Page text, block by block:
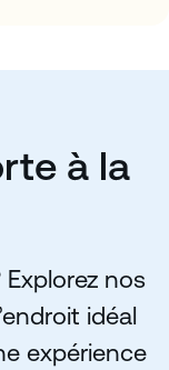
à la
nos
idéal
expérience